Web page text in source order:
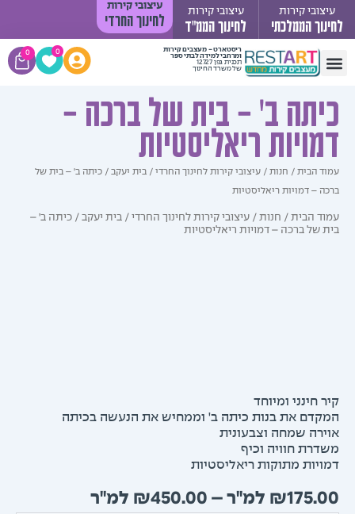
קירות
הממלכתי
עיצובי קירות
לחינוך הממ"ד
עיצובי קירות
לחינוך החרדי
ריסטארט - מעצבים קירות
ומרחבי למידה לבתי ספר
תכנית גפן 12727
של משרד החינוך
0
0 עגלת
קניות
ב' – בית של ברכה –
ריאליסטיות
הבית/ חנות/ עיצובי קירות לחינוך החרדי/בית יעקב/ כיתה ב' – בית של
– דמויות ריאליסטיות
הבית/חנות / עיצובי קירות לחינוך החרדי /בית יעקב/ כיתה ב' –
של ברכה – דמויות ריאליסטיות
חינני ומיוחד
את בנות כיתה ב' וממחיש את הנעשה בכיתה
שמחה וצבעונית
חוויה וכיף
מתוקות ריאליסטיות
₪
–
₪450.00
טווח